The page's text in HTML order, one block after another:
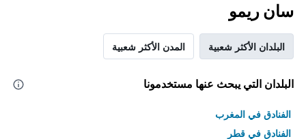
سان ريمو
البلدان الأكثر شعبية المدن الأكثر شعبية
البلدان التي يبحث عنها مستخدمونا
الفنادق في المغرب
الفنادق في قطر